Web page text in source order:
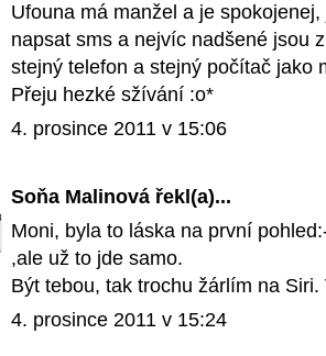
Ufouna má manžel a je
napsat sms a nejvíc nadšené jsou
stejný telefon a stejný počítač jako
Přeju hezké sžívání :o*
4. prosince 2011 v 15:06
Soňa Malinová řekl(a)...
Moni, byla to láska na první
,ale už to jde samo.
Být tebou, tak trochu žárlím na
4. prosince 2011 v 15:24